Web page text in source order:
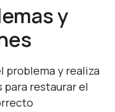
y
problema y realiza
para restaurar el